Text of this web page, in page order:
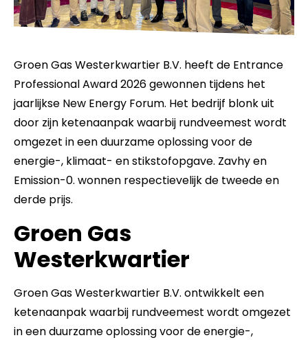
Groen Gas Westerkwartier B.V. heeft de Entrance
Professional Award 2026 gewonnen tijdens het
jaarlijkse New Energy Forum. Het bedrijf blonk uit
door zijn ketenaanpak waarbij rundveemest wordt
omgezet in een duurzame oplossing voor de
energie-, klimaat- en stikstofopgave. Zavhy en
Emission-0. wonnen respectievelijk de tweede en
derde prijs.
Groen Gas
Westerkwartier
Groen Gas Westerkwartier B.V. ontwikkelt een
ketenaanpak waarbij rundveemest wordt omgezet
in een duurzame oplossing voor de energie-,